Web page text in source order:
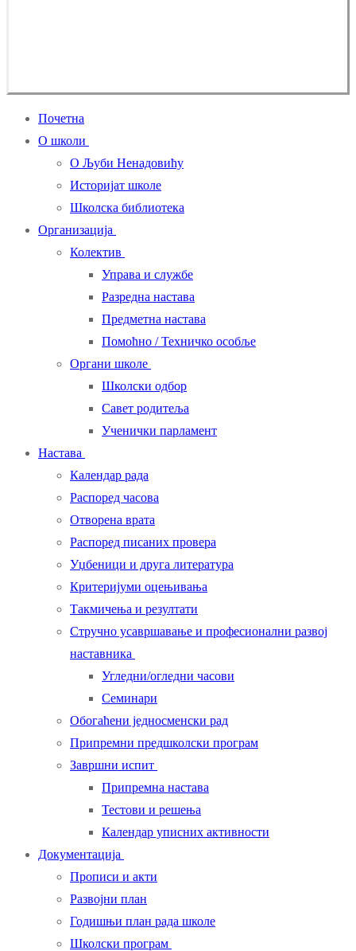
Почетна
О школи
О Љуби Ненадовићу
Историјат школе
Школска библиотека
Организација
Колектив
Управа и службе
Разредна настава
Предметна настава
Помоћно / Техничко особље
Органи школе
Школски одбор
Савет родитеља
Ученички парламент
Настава
Календар рада
Распоред часова
Отворена врата
Распоред писаних провера
Уџбеници и друга литература
Критеријуми оцењивања
Такмичења и резултати
Стручно усавршавање и професионални развој
наставника
Угледни/огледни часови
Семинари
Обогаћени једносменски рад
Припремни предшколски програм
Завршни испит
Припремна настава
Тестови и решења
Календар уписних активности
Документација
Прописи и акти
Развојни план
Годишњи план рада школе
Школски програм